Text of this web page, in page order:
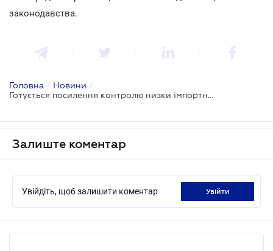
законодавства.
Головна / Новини /
Готується посилення контролю низки імпортних продуктів і кормів
Залиште коментар
Увійдіть, щоб залишити коментар увійти